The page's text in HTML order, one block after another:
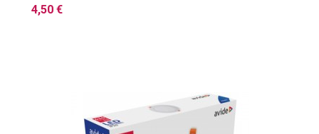
4,50 €